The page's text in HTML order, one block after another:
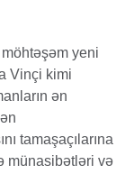
yeni
Vinçi kimi
ən
tamaşaçılarına
münasibətləri və